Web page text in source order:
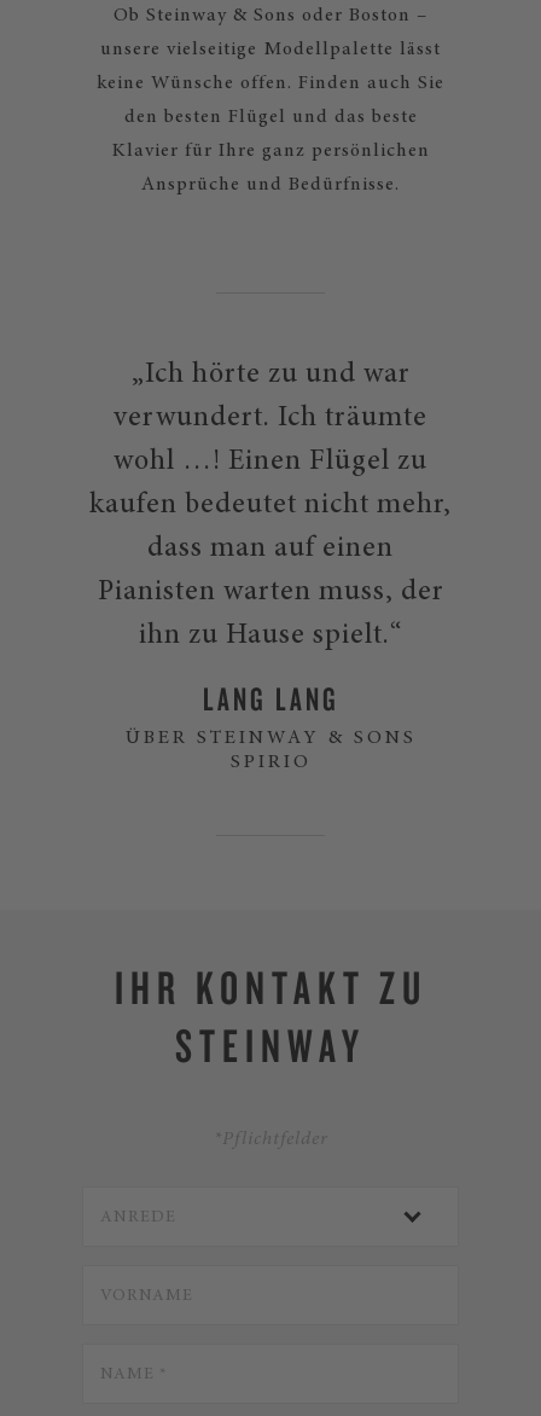
Ob Steinway & Sons oder Boston –
unsere vielseitige Modellpalette lässt
keine Wünsche offen. Finden auch Sie
den besten Flügel und das beste
Klavier für Ihre ganz persönlichen
Ansprüche und Bedürfnisse.
„Ich hörte zu und war
verwundert. Ich träumte
wohl …! Einen Flügel zu
kaufen bedeutet nicht mehr,
dass man auf einen
Pianisten warten muss, der
ihn zu Hause spielt.“
LANG LANG
ÜBER STEINWAY & SONS
SPIRIO
IHR KONTAKT ZU
STEINWAY
*Pflichtfelder